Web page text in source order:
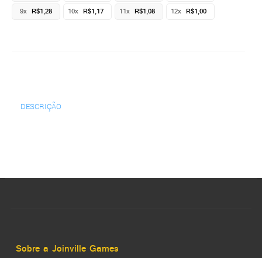
9x R$1,28 10x R$1,17 11x R$1,08 12x R$1,00
DESCRIÇÃO
Sobre a Joinville Games